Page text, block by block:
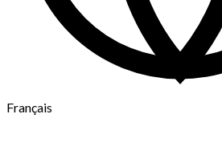
Français